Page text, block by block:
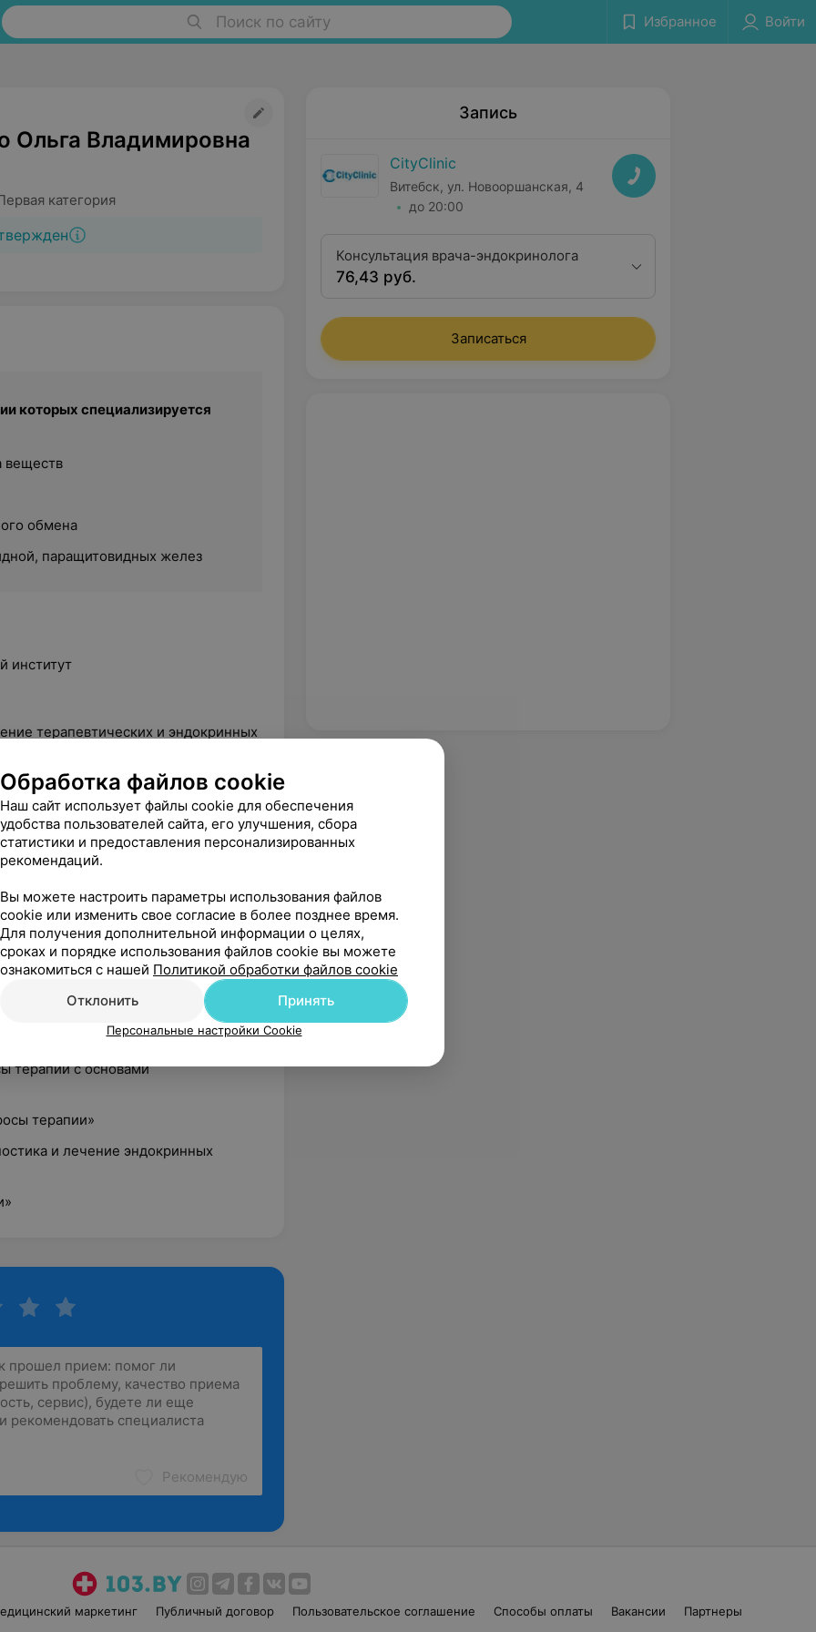
Поиск по сайту Избранное Войти
Ольга Владимировна
категория
которых специализируется
веществ
обмена
паращитовидных желез
институт
терапевтических и эндокринных
с элементами
врача ультразвуковой
диагностический центр»
и патология щитовидной
терапевтических и эндокринных
терапевтических и эндокринных
железы»
терапии с основами
терапии»
и лечение эндокринных
Рекомендую
Запись
CityClinic
Витебск, ул. Новооршанская, 4
до 20:00
Консультация врача-эндокринолога
76,43 руб.
Записаться
маркетинг Публичный договор Пользовательское соглашение Способы оплаты Вакансии
Партнеры
Обработка файлов cookie
Наш сайт использует файлы cookie для обеспечения
удобства пользователей сайта, его улучшения, сбора
статистики и предоставления персонализированных
рекомендаций.
Вы можете настроить параметры использования файлов
cookie или изменить свое согласие в более позднее время.
Для получения дополнительной информации о целях,
сроках и порядке использования файлов cookie вы можете
ознакомиться с нашей Политикой обработки файлов cookie
Отклонить
Принять
Персональные настройки Cookie